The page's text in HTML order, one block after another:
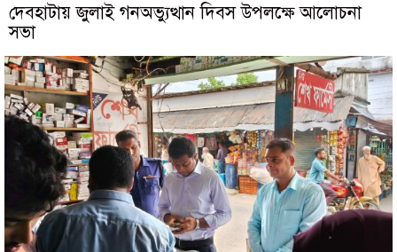
দেবহাটায় জুলাই গনঅভ্যুত্থান দিবস উপলক্ষে আলোচনা
সভা